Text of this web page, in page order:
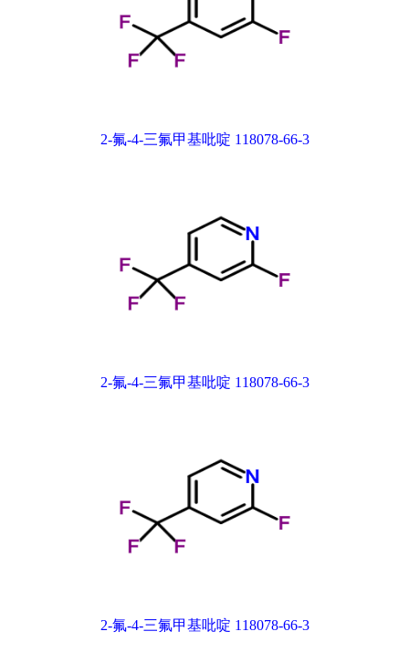
2-氟-4-三氟甲基吡啶 118078-66-3
2-氟-4-三氟甲基吡啶 118078-66-3
2-氟-4-三氟甲基吡啶 118078-66-3